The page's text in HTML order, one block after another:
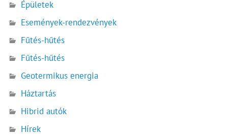
Épületek
Események-rendezvények
Fűtés-hűtés
Fűtés-hűtés
Geotermikus energia
Háztartás
Hibrid autók
Hírek